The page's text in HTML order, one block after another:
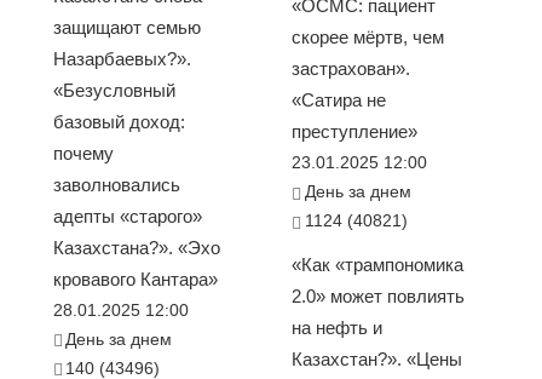
защищают семью
Назарбаевых?».
«Безусловный
базовый доход:
почему
заволновались
адепты «старого»
Казахстана?». «Эхо
кровавого Кантара»
28.01.2025 12:00
День за днем
140 (43496)
«ОСМС: пациент
скорее мёртв, чем
застрахован».
«Сатира не
преступление»
23.01.2025 12:00
День за днем
1124 (40821)
«Как «трампономика
2.0» может повлиять
на нефть и
Казахстан?». «Цены